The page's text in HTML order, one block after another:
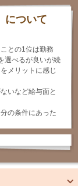
について
との1位は勤務
選べるが良いが続
メリットに感じ
いなど給与面と
の条件にあった